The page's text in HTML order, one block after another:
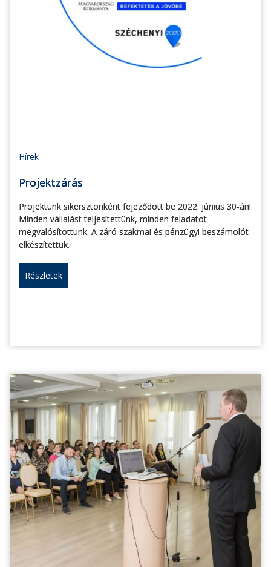
Hírek
Projektzárás
Projektünk sikersztoriként fejeződött be 2022. június 30-án!
Minden vállalást teljesítettünk, minden feladatot
megvalósítottunk. A záró szakmai és pénzügyi beszámolót
elkészítettük.
Részletek